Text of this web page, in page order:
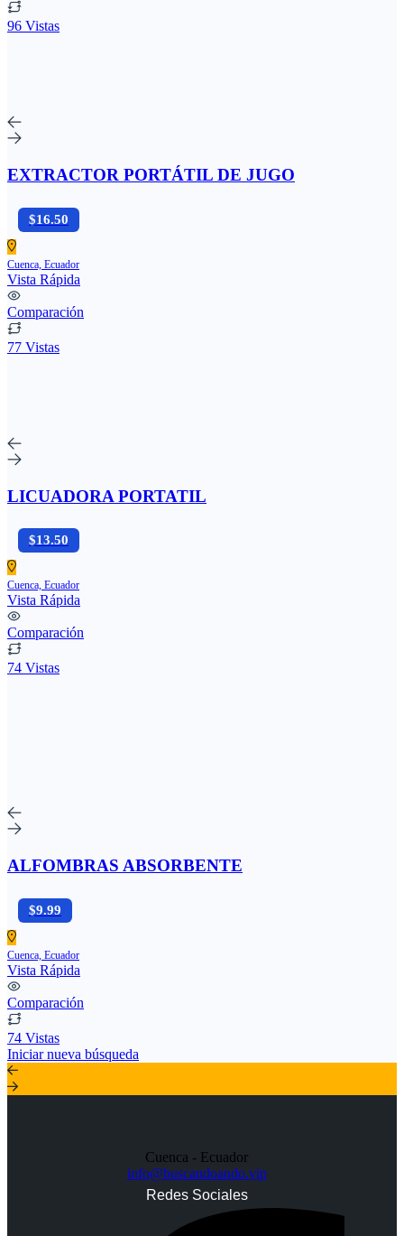
96 Vistas
EXTRACTOR PORTÁTIL DE JUGO
$16.50
Cuenca, Ecuador
Vista Rápida
Comparación
77 Vistas
LICUADORA PORTATIL
$13.50
Cuenca, Ecuador
Vista Rápida
Comparación
74 Vistas
ALFOMBRAS ABSORBENTE
$9.99
Cuenca, Ecuador
Vista Rápida
Comparación
74 Vistas
Iniciar nueva búsqueda
Cuenca - Ecuador
info@buscandoando.vip
Redes Sociales